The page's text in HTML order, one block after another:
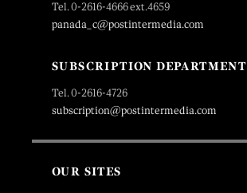
Tel. 0-2616-4666 ext.4659
panada_c@postintermedia.com
SUBSCRIPTION DEPARTMENT
Tel. 0-2616-4726
subscription@postintermedia.com
OUR SITES